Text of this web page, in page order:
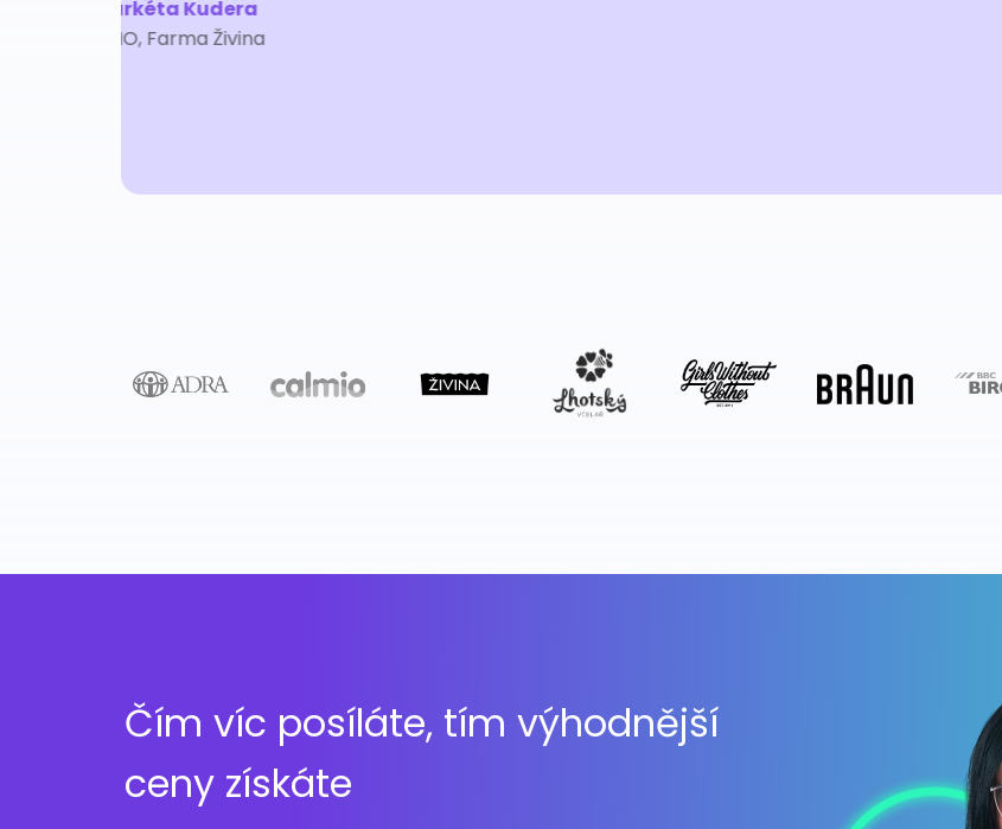
jedné zásilky zpravidla nezabere ani jednu minutu, systém je
Čím víc posíláte, tím výhodnější
ceny získáte